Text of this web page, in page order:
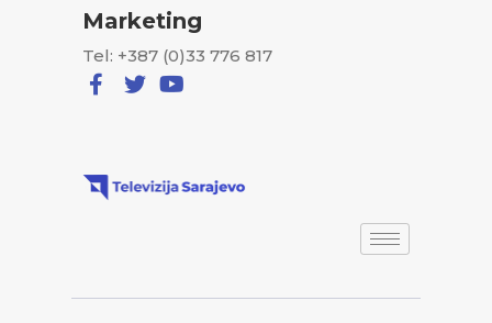
Marketing
Tel: +387 (0)33 776 817